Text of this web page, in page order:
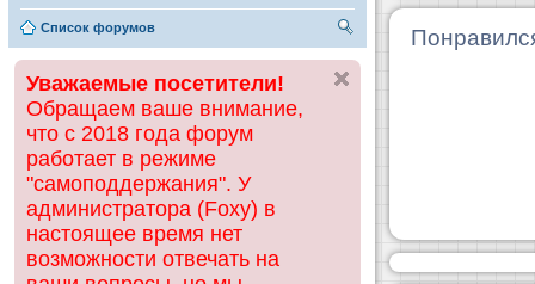
Список форумов
ск
Уважаемые посетители!
Обращаем ваше внимание,
что с 2018 года форум
работает в режиме
"самоподдержания". У
администратора (Foxy) в
настоящее время нет
возможности отвечать на